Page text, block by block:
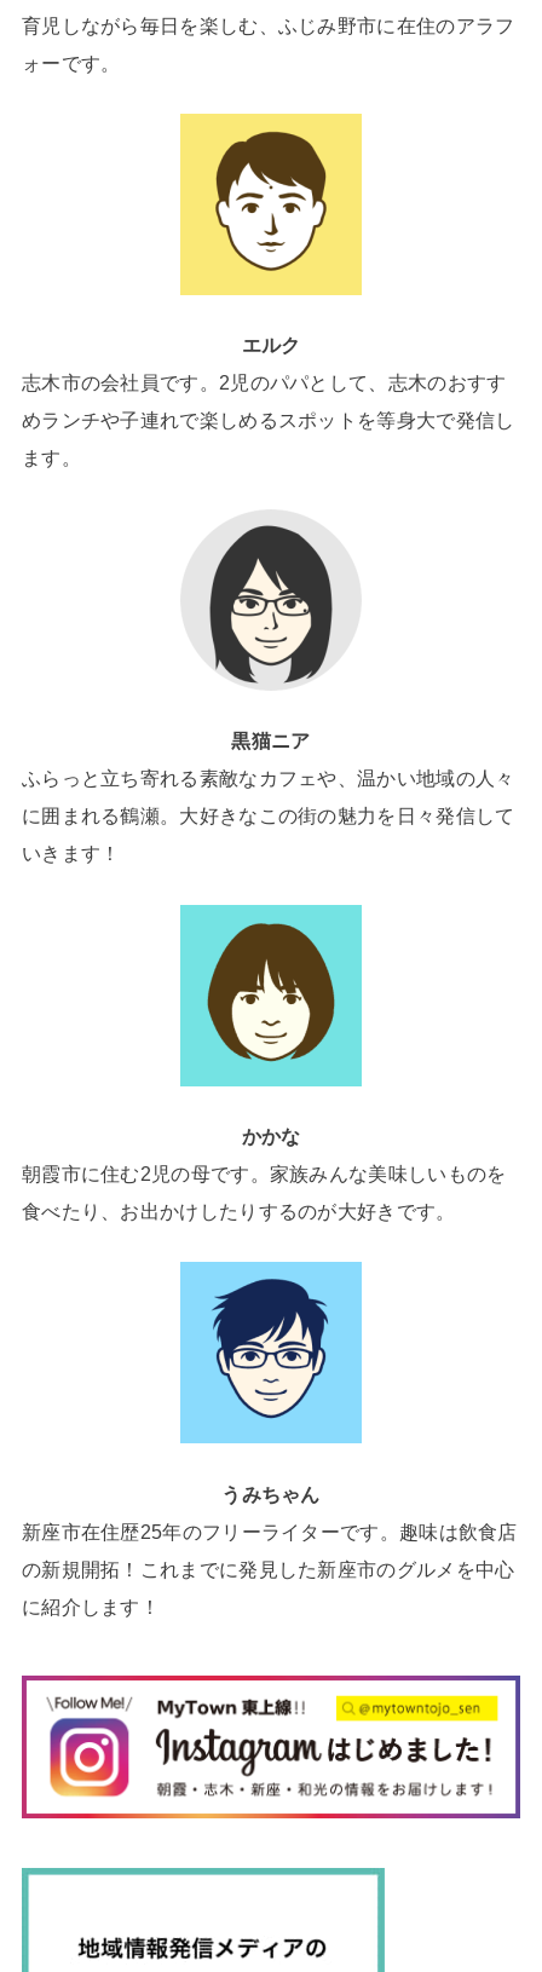
育児しながら毎日を楽しむ、ふじみ野市に在住のアラフ
ォーです。
エルク
志木市の会社員です。2児のパパとして、志木のおすす
めランチや子連れで楽しめるスポットを等身大で発信し
ます。
黒猫ニア
ふらっと立ち寄れる素敵なカフェや、温かい地域の人々
に囲まれる鶴瀬。大好きなこの街の魅力を日々発信して
いきます！
かかな
朝霞市に住む2児の母です。家族みんな美味しいものを
食べたり、お出かけしたりするのが大好きです。
うみちゃん
新座市在住歴25年のフリーライターです。趣味は飲食店
の新規開拓！これまでに発見した新座市のグルメを中心
に紹介します！